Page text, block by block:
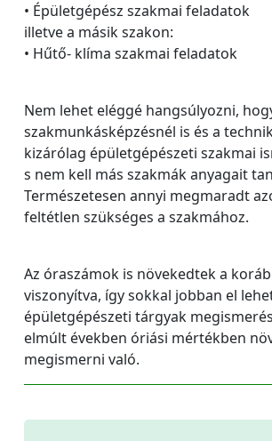
• Épületgépész szakmai feladatok
illetve a másik szakon:
• Hűtő- klíma szakmai feladatok
Nem lehet eléggé hangsúlyozni,
szakmunkásképzésnél is és a
kizárólag épületgépészeti szakmai
s nem kell más szakmák anyagait
Természetesen annyi megmaradt
feltétlen szükséges a szakmához.
Az óraszámok is növekedtek a
viszonyítva, így sokkal jobban el
épületgépészeti tárgyak
elmúlt években óriási mértékben
megismerni való.